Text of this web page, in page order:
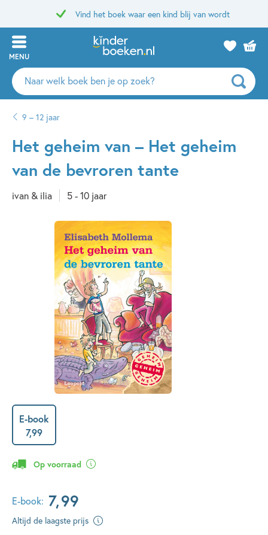
Vind het boek waar een kind blij van wordt
MENU
Zoeken
naar
auteurs
uitgevers
9 – 12 jaar
Het geheim van – Het geheim
van de bevroren tante
ivan & ilia 5 - 10 jaar
E-book
7,99
Op voorraad
E-book: 7,99
Altijd de laagste prijs